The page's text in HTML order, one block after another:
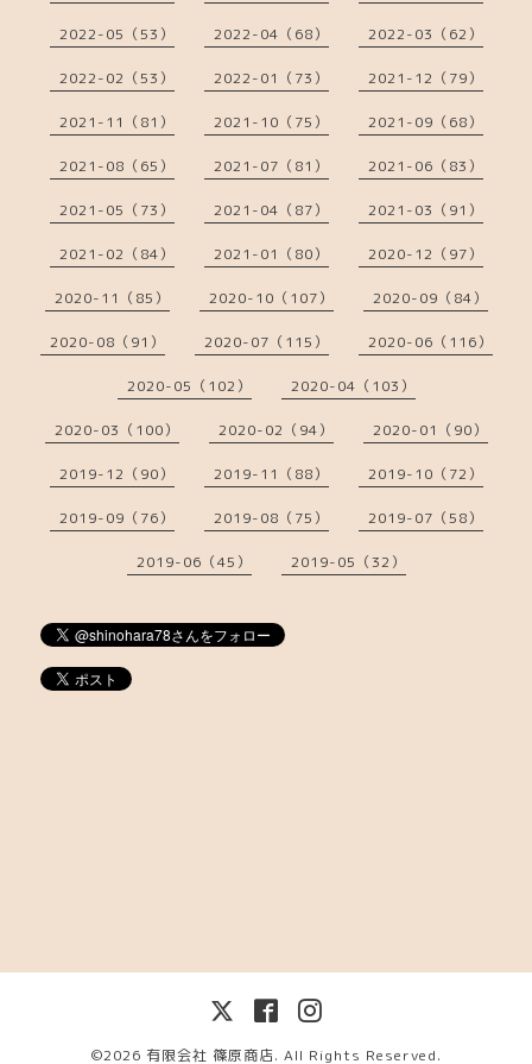
2022-05（53） 2022-04（68） 2022-03（62）
2022-02（53） 2022-01（73） 2021-12（79）
2021-11（81） 2021-10（75） 2021-09（68）
2021-08（65） 2021-07（81） 2021-06（83）
2021-05（73） 2021-04（87） 2021-03（91）
2021-02（84） 2021-01（80） 2020-12（97）
2020-11（85） 2020-10（107） 2020-09（84）
2020-08（91） 2020-07（115） 2020-06（116）
2020-05（102） 2020-04（103）
2020-03（100） 2020-02（94） 2020-01（90）
2019-12（90） 2019-11（88） 2019-10（72）
2019-09（76） 2019-08（75） 2019-07（58）
2019-06（45） 2019-05（32）
©2026 有限会社 篠原商店. All Rights Reserved.